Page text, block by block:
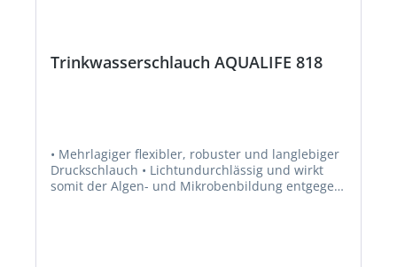
Trinkwasserschlauch AQUALIFE 818
• Mehrlagiger flexibler, robuster und langlebiger
Druckschlauch • Lichtundurchlässig und wirkt
somit der Algen- und Mikrobenbildung entgegen